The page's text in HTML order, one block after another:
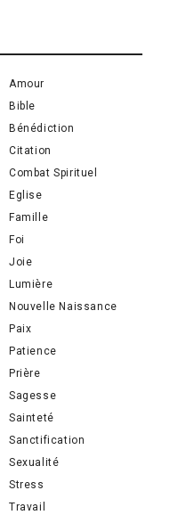
Amour
Bible
Bénédiction
Citation
Combat Spirituel
Eglise
Famille
Foi
Joie
Lumière
Nouvelle Naissance
Paix
Patience
Prière
Sagesse
Sainteté
Sanctification
Sexualité
Stress
Travail